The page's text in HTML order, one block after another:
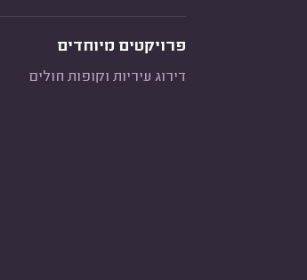
פרויקטים מיוחדים
דירוג עיריות וקופות חולים